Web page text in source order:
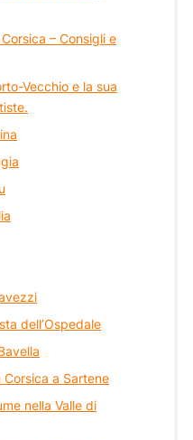
– Consigli e
Vecchio e la sua
dell’Ospedale
Corsica a Sartene
nella Valle di